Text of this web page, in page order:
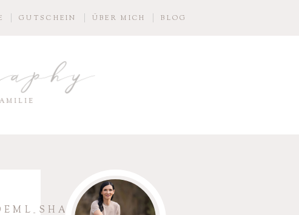
GUTSCHEIN ÜBER MICH BLOG